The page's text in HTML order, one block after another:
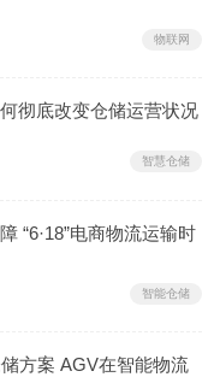
物联网
彻底改变仓储运营状况
智慧仓储
“6·18”电商物流运输时
智能仓储
方案 AGV在智能物流